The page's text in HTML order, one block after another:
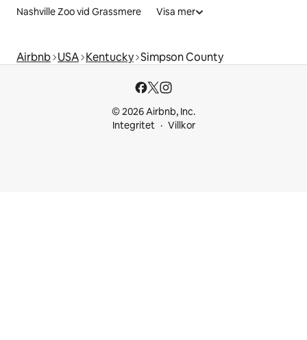
Nashville Zoo vid Grassmere Visa mer
Airbnb USA Kentucky Simpson County
© 2026 Airbnb, Inc.
Integritet
Villkor